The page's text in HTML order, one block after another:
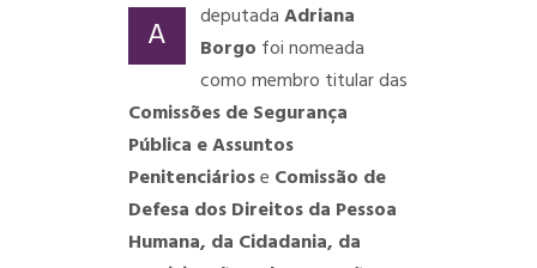
A deputadaAdriana
Borgo foi nomeada
como membro titular das
Comissões de Segurança
Pública e Assuntos
Penitenciáriose Comissão de
Defesa dos Direitos da Pessoa
Humana, da Cidadania, da